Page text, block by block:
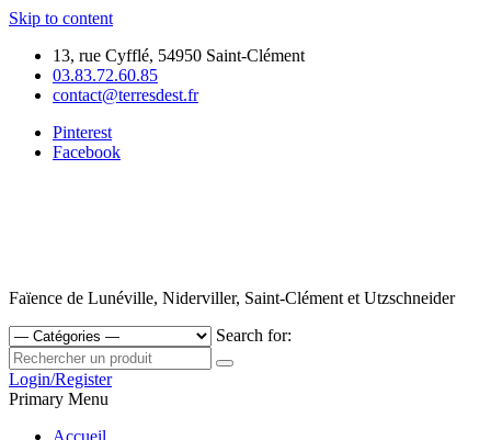
Skip to content
13, rue Cyfflé, 54950 Saint-Clément
03.83.72.60.85
contact@terresdest.fr
Pinterest
Facebook
Faïence de Lunéville, Niderviller, Saint-Clément et Utzschneider
Search for:
Login/Register
Primary Menu
Accueil